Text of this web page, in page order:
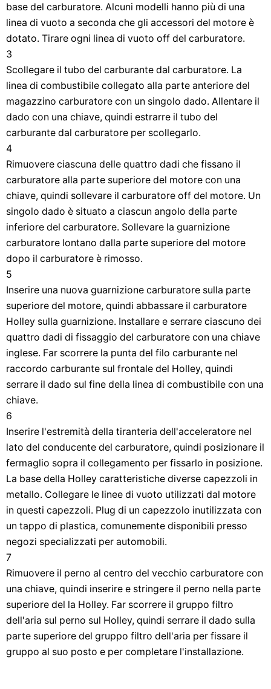
base del carburatore. Alcuni modelli hanno più di una
linea di vuoto a seconda che gli accessori del motore è
dotato. Tirare ogni linea di vuoto off del carburatore.
3
Scollegare il tubo del carburante dal carburatore. La
linea di combustibile collegato alla parte anteriore del
magazzino carburatore con un singolo dado. Allentare il
dado con una chiave, quindi estrarre il tubo del
carburante dal carburatore per scollegarlo.
4
Rimuovere ciascuna delle quattro dadi che fissano il
carburatore alla parte superiore del motore con una
chiave, quindi sollevare il carburatore off del motore. Un
singolo dado è situato a ciascun angolo della parte
inferiore del carburatore. Sollevare la guarnizione
carburatore lontano dalla parte superiore del motore
dopo il carburatore è rimosso.
5
Inserire una nuova guarnizione carburatore sulla parte
superiore del motore, quindi abbassare il carburatore
Holley sulla guarnizione. Installare e serrare ciascuno dei
quattro dadi di fissaggio del carburatore con una chiave
inglese. Far scorrere la punta del filo carburante nel
raccordo carburante sul frontale del Holley, quindi
serrare il dado sul fine della linea di combustibile con una
chiave.
6
Inserire l'estremità della tiranteria dell'acceleratore nel
lato del conducente del carburatore, quindi posizionare il
fermaglio sopra il collegamento per fissarlo in posizione.
La base della Holley caratteristiche diverse capezzoli in
metallo. Collegare le linee di vuoto utilizzati dal motore
in questi capezzoli. Plug di un capezzolo inutilizzata con
un tappo di plastica, comunemente disponibili presso
negozi specializzati per automobili.
7
Rimuovere il perno al centro del vecchio carburatore con
una chiave, quindi inserire e stringere il perno nella parte
superiore del la Holley. Far scorrere il gruppo filtro
dell'aria sul perno sul Holley, quindi serrare il dado sulla
parte superiore del gruppo filtro dell'aria per fissare il
gruppo al suo posto e per completare l'installazione.